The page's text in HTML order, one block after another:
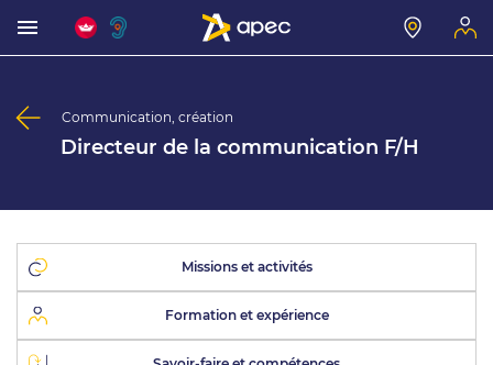
Communication, création
Directeur de la communication F/H
Missions et activités
Formation et expérience